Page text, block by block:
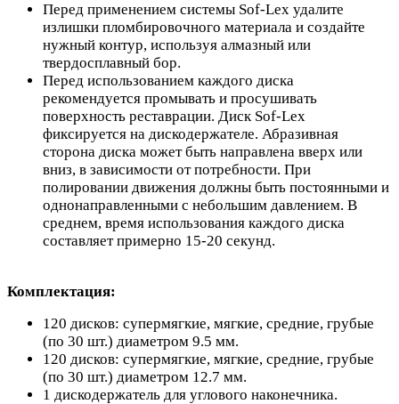
Перед применением системы Sof-Lex удалите
излишки пломбировочного материала и создайте
нужный контур, используя алмазный или
твердосплавный бор.
Перед использованием каждого диска
рекомендуется промывать и просушивать
поверхность реставрации. Диск Sof-Lex
фиксируется на дискодержателе. Абразивная
сторона диска может быть направлена вверх или
вниз, в зависимости от потребности. При
полировании движения должны быть постоянными и
однонаправленными с небольшим давлением. В
среднем, время использования каждого диска
составляет примерно 15-20 секунд.
Комплектация:
120 дисков: супермягкие, мягкие, средние, грубые
(по 30 шт.) диаметром 9.5 мм.
120 дисков: супермягкие, мягкие, средние, грубые
(по 30 шт.) диаметром 12.7 мм.
1 дискодержатель для углового наконечника.